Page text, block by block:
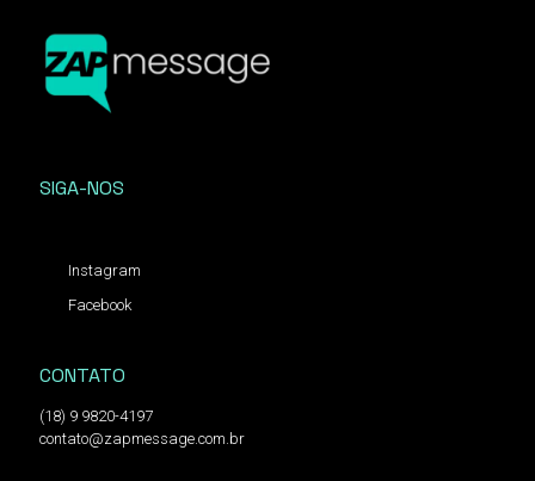
SIGA-NOS
Instagram
Facebook
CONTATO
(18) 9 9820-4197
contato@zapmessage.com.br